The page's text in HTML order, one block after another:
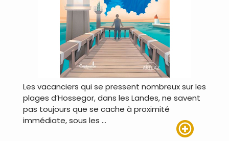
Les vacanciers qui se pressent nombreux sur les
plages d’Hossegor, dans les Landes, ne savent
pas toujours que se cache à proximité
immédiate, sous les …